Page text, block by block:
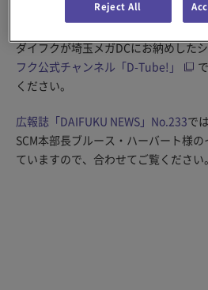
が「埼玉メガDC（物流センター）」
ダイフクが埼玉メガDCにお納めした
フク公式チャンネル「D-Tube!」
ください。
広報誌「DAIFUKU NEWS」No.233で
SCM本部長ブルース・ハーバート様
ていますので、合わせてご覧ください。
Reject All